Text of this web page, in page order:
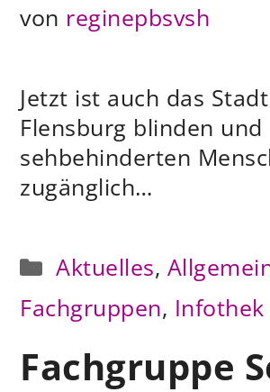
von reginepbsvsh
Jetzt ist auch das
Flensburg blinden und
sehbehinderten
zugänglich…
Kategorien
Aktuelles,
Fachgruppen, Infothek
Fachgruppe